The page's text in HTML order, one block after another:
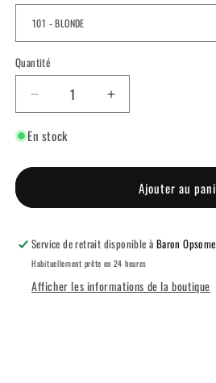
Quantité
Réduire
la
quantité
SOURCILS
Augmenter
la
SOURCILS
VAINUS
En stock
Ajouter au
Service de retrait disponible à Baron
Habituellement prête en 24 heures
Afficher les informations de la boutique